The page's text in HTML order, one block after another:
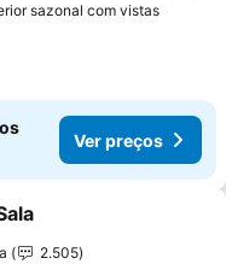
sazonal com vistas
Ver preços
aos favoritos
2.505